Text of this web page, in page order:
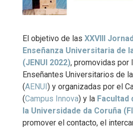
El objetivo de las XXVIII
Enseñanza Universitaria de
(JENUI 2022), promovidas por
Enseñantes Universitarios de
(AENUI) y organizadas por el
(Campus Innova) y la Facultad
la Universidade da Coruña
promover el contacto, el